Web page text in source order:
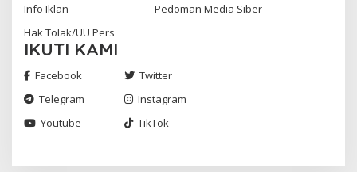
Info Iklan
Pedoman Media Siber
Hak Tolak/UU Pers
IKUTI KAMI
Facebook
Twitter
Telegram
Instagram
Youtube
TikTok